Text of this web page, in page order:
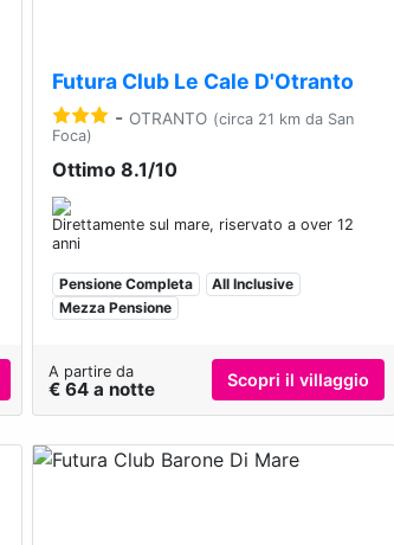
Futura Club Le Cale D'Otranto
- OTRANTO (circa 21 km da San
Foca)
Ottimo 8.1/10
Direttamente sul mare, riservato a over 12
anni
Pensione Completa
All Inclusive
Mezza Pensione
A partire da
€ 64 a notte Scopri il villaggio